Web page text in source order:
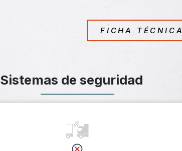
FICHA TÉCNICA
Sistemas de seguridad